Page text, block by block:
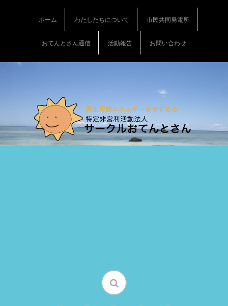
t
ホーム わたしたちについて 市民共同発電所
おてんとさん通信 活動報告 お問い合わせ